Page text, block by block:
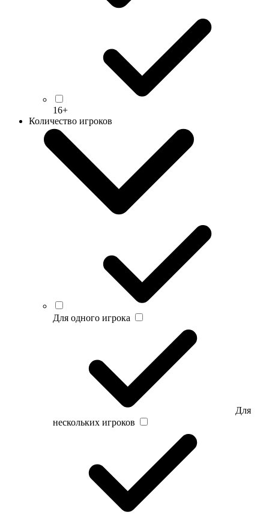
16+
Количество игроков
Для одного игрока
Для
нескольких игроков